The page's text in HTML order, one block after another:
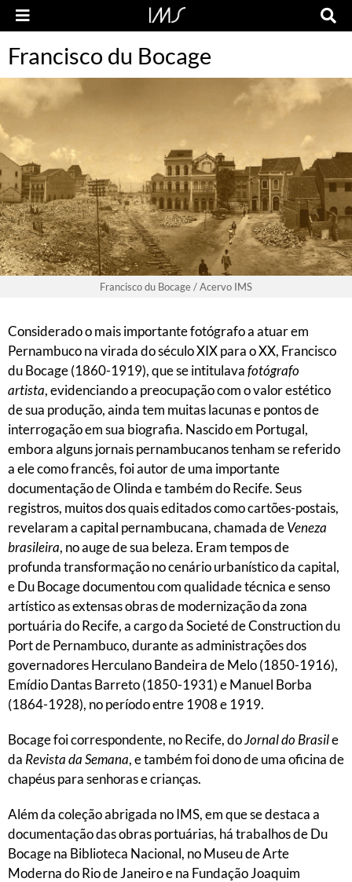
Francisco du Bocage
Francisco du Bocage / Acervo IMS
Considerado o mais importante fotógrafo a atuar em
Pernambuco na virada do século XIX para o XX, Francisco
du Bocage (1860-1919), que se intitulavafotógrafo
artista, evidenciando a preocupação com o valor estético
de sua produção, ainda tem muitas lacunas e pontos de
interrogação em sua biografia. Nascido em Portugal,
embora alguns jornais pernambucanos tenham se referido
a ele como francês, foi autor de uma importante
documentação de Olinda e também do Recife. Seus
registros, muitos dos quais editados como cartões-postais,
revelaram a capital pernambucana, chamada deVeneza
brasileira, no auge de sua beleza. Eram tempos de
profunda transformação no cenário urbanístico da capital,
e Du Bocage documentou com qualidade técnica e senso
artístico as extensas obras de modernização da zona
portuária do Recife, a cargo da Societé de Construction du
Port de Pernambuco, durante as administrações dos
governadores Herculano Bandeira de Melo (1850-1916),
Emídio Dantas Barreto (1850-1931) e Manuel Borba
(1864-1928), no período entre 1908 e 1919.
Bocage foi correspondente, no Recife, doJornal do Brasile
da Revista da Semana, e também foi dono de uma oficina de
chapéus para senhoras e crianças.
Além da coleção abrigada no IMS, em que se destaca a
documentação das obras portuárias, há trabalhos de Du
Bocage na Biblioteca Nacional, no Museu de Arte
Moderna do Rio de Janeiro e na Fundação Joaquim